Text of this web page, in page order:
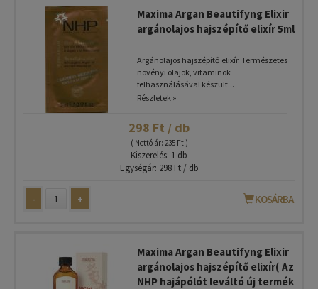
Maxima Argan Beautifyng Elixir
argánolajos hajszépítő elixír 5ml
Argánolajos hajszépítő elixír. Természetes
növényi olajok, vitaminok
felhasználásával készült...
Részletek »
298 Ft / db
( Nettó ár: 235 Ft )
Kiszerelés: 1 db
Egységár: 298 Ft / db
- + KOSÁRBA
Maxima Argan Beautifyng Elixir
argánolajos hajszépítő elixír( Az
NHP hajápólót leváltó új termék